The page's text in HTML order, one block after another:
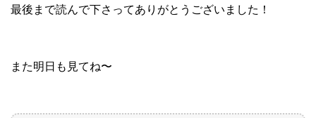
最後まで読んで下さってありがとうございました！
また明日も見てね〜